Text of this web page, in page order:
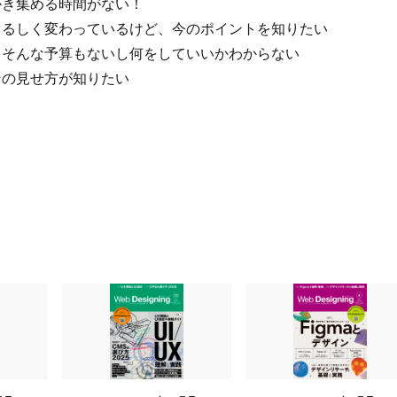
しく変わっているけど、今のポイントを知りたい
んな予算もないし何をしていいかわからない
見せ方が知りたい